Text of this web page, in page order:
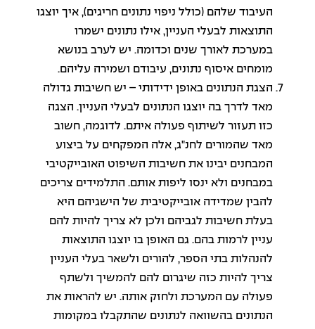
העיבוד שלהם (כולל ניפוי נתונים חריגים), איך יוצגו
התוצאות לבעלי העניין, אילו נתונים ישמרו
במערכת לאורך שנים וכדומה. יש לערב בנושא
מומחים איסוף נתונים, עיבודם ושמירה עליהם.
הצגת הנתונים באופן ידידותי – יש חשיבות גדולה
מאד לדרך בה יוצגו הנתונים לבעלי העניין. הצגה
כזו תעזור לשיתוף פעולה איתם. לדוגמה, חשוב
מאד שהמורים לחנ"ג, אלה המפקחים על ביצוע
המבחנים יבינו את חשיבות השיפוט האובייקטיבי
במבחנים ולא ינסו ליפות אותם. התלמידים צריכים
להבין שמדידה אובייקטיבית של הישגיהם היא
בעלת חשיבות לגביהם ולכן לא צריך להיות להם
עניין לרמות בהם. גם האופן בו יוצגו התוצאות
להנהלות בתי הספר, להורים ולשאר בעלי העניין
צריך להיות כזה שיגרום להם להמשיך ולשתף
פעולה עם המערכת ולחזק אותה. יש להראות את
הנתונים בהשוואה לנתונים שהתקבלו במקומות